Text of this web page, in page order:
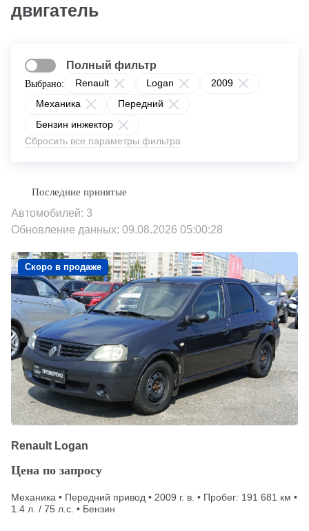
двигатель
Выбрано: Renault Logan
2009
Механика
Передний
Бензин инжектор
Сбросить все параметры фильтра
Полный фильтр
Автомобилей: 3
Обновление данных: 09.08.2026 05:00:28
Скоро в продаже
Renault Logan
Цена по запросу
Механика • Передний привод • 2009 г. в. • Пробег: 191 681 км •
1.4 л. / 75 л.с. • Бензин